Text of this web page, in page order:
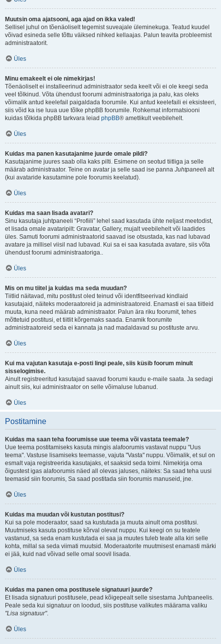
Muutsin oma ajatsooni, aga ajad on ikka valed!
Sellisel juhul on tõenäoliselt tegemist suveajale üleminekuga. Teatud kuudel
võivad esineda selle tõttu väiksed nihked kellaajas. Palun teavita probleemist
administraatorit.
Üles
Minu emakeelt ei ole nimekirjas!
Tõenäoliselt ei installeerinud administraator seda keelt või ei ole keegi seda
veel tõlkinud. Võta ühendust foorumi administraatoriga ja palu, kas oleks
võimalik antud keelefail paigaldada foorumile. Kui antud keelefaili ei eksisteeri,
siis võid ka ise luua uue tõlke phpBB foorumile. Rohkemat informatsiooni
kuidas tõlkida phpBB tarkvara leiad phpBB® ametlikult veebilehelt.
Üles
Kuidas ma panen kasutajanime juurde omale pildi?
Kasutajanime juures saab olla kaks pilti. Esimene on seotud tiitliga ja selle
määrab administraator. Teine on avatar ja selle saad ise panna Juhtpaneeli alt
(kui avataride kasutamine pole foorumis keelatud).
Üles
Kuidas ma saan lisada avatari?
Sinu kasutaja juhtpaneeli “Profiili” lehel saad kasutada ühte neljast meetodist,
et lisada omale avataripilt: Gravatar, Gallery, mujalt veebilehelt või laadides
üles. Samuti foorumi administraatorid saavad ise otsustada, kas nad lubavad
avatare ja millisel viisil nad lubavad. Kui sa ei saa kasutada avatare, siis võta
ühendust foorumi administraatoriga..
Üles
Mis on mu tiitel ja kuidas ma seda muudan?
Tiitlid näitavad, mitu postitust oled teinud või identfitseerivad kindlaid
kasutajaid, näiteks moderaatoreid ja administraatoreid. Enamasti ei saa tiitleid
muuta, kuna need määrab administraator. Palun ära riku foorumit, tehes
mõttetuid postitusi, et tiitlit kõrgemaks saada. Enamik foorumite
administraatoreid seda ei kannata ja nad madaldavad su postituste arvu.
Üles
Kui ma vajutan kasutaja e-posti lingi peale, siis küsib foorum minult
sisselogimise.
Ainult registreeritud kasutajad saavad foorumi kaudu e-maile saata. Ja sedagi
ainult siis, kui administraator on selle võimaluse lubanud.
Üles
Postitamine
Kuidas ma saan teha foorumisse uue teema või vastata teemale?
Uue teema postitamiseks kasuta mingis alafoorumis vastavat nuppu "Uus
teema". Vastuse lisamiseks teemasse, vajuta "Vasta" nuppu. Võimalik, et sul on
esmalt vaja registreerida kasutajaks, et saaksid seda toimi. Nimekirja oma
õigustest igas alafoorumis näed all olevas jaluses, näiteks: Sa saad teha uusi
teemasid siin foorumis, Sa saad postitada siin foorumis manuseid, jne.
Üles
Kuidas ma muudan või kustutan postitusi?
Kui sa pole moderaator, saad sa kustutada ja muuta ainult oma postitusi.
Muutmiseks kasuta postituse kõrval olevat nuppu. Kui keegi on su teatele
vastanud, sa seda enam kustutada ei saa ja muutes tuleb teate alla kiri selle
kohta, millal sa seda viimati muutsid. Moderaatorite muutmisest enamasti märki
ei jää, kuid nad võivad selle omal soovil lisada.
Üles
Kuidas ma panen oma postitusele signatuuri juurde?
Et lisada signatuuri postitusele, pead kõigepealt selle sisestama Juhtpaneelis.
Peale seda kui signatuur on loodud, siis postituse valikutes määrama valiku
"Lisa signatuur".
Üles